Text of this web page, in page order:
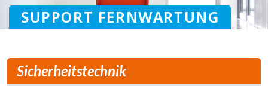
SUPPORT FERNWARTUNG
Sicherheitstechnik